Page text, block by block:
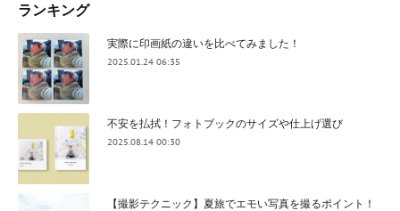
ランキング
実際に印画紙の違いを比べてみました！
2025.01.24 06:35
不安を払拭！フォトブックのサイズや仕上げ選び
2025.08.14 00:30
【撮影テクニック】夏旅でエモい写真を撮るポイント！